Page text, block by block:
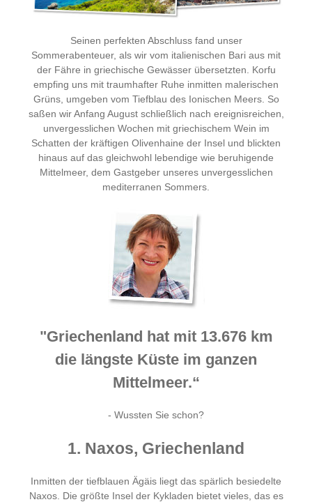
Seinen perfekten Abschluss fand unser
Sommerabenteuer, als wir vom italienischen Bari aus mit
der Fähre in griechische Gewässer übersetzten. Korfu
empfing uns mit traumhafter Ruhe inmitten malerischen
Grüns, umgeben vom Tiefblau des Ionischen Meers. So
saßen wir Anfang August schließlich nach ereignisreichen,
unvergesslichen Wochen mit griechischem Wein im
Schatten der kräftigen Olivenhaine der Insel und blickten
hinaus auf das gleichwohl lebendige wie beruhigende
Mittelmeer, dem Gastgeber unseres unvergesslichen
mediterranen Sommers.
"Griechenland hat mit 13.676 km
die längste Küste im ganzen
Mittelmeer.“
- Wussten Sie schon?
1. Naxos, Griechenland
Inmitten der tiefblauen Ägäis liegt das spärlich besiedelte
Naxos. Die größte Insel der Kykladen bietet vieles, das es